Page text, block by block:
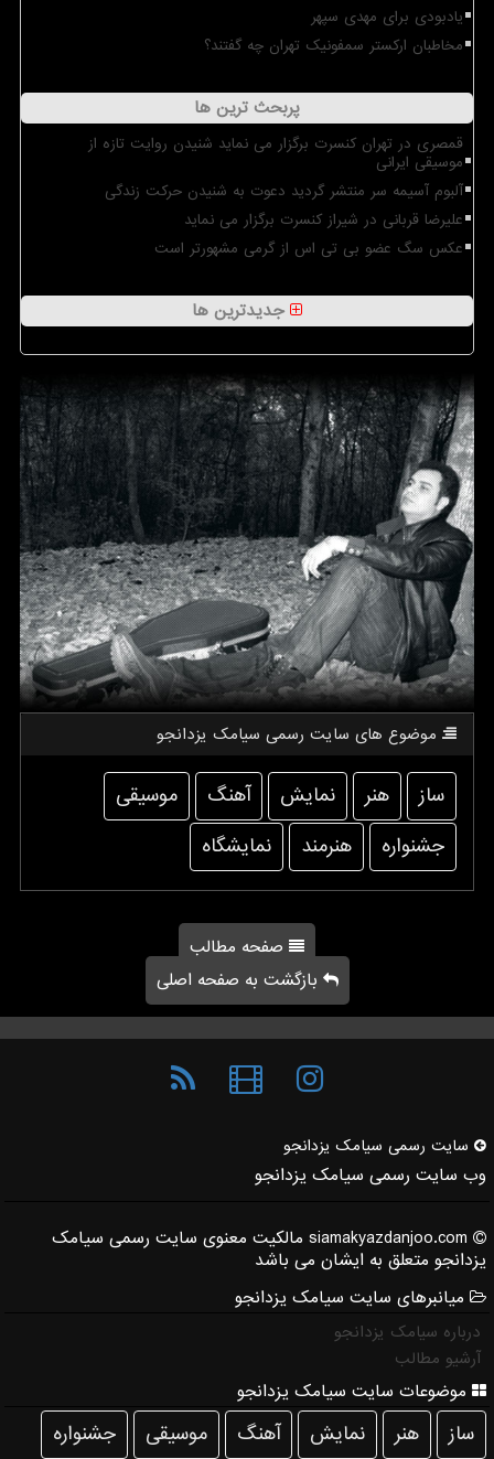
یادبودی برای مهدی سپهر
مخاطبان ارکستر سمفونیک تهران چه گفتند؟
پربحث ترین ها
قمصری در تهران کنسرت برگزار می نماید شنیدن روایت تازه از
موسیقی ایرانی
آلبوم آسیمه سر منتشر گردید دعوت به شنیدن حرکت زندگی
علیرضا قربانی در شیراز کنسرت برگزار می نماید
عکس سگ عضو بی تی اس از گرمی مشهورتر است
جدیدترین ها
موضوع های سایت رسمی سیامك یزدانجو
ساز هنر نمایش آهنگ
موسیقی
جشنواره
هنرمند نمایشگاه
صفحه مطالب
بازگشت به صفحه اصلی
سایت رسمی سیامك یزدانجو
وب سایت رسمی سیامک یزدانجو
siamakyazdanjoo.com مالکیت معنوی سایت رسمی سیامک
یزدانجو متعلق به ایشان می باشد
میانبرهای سایت سیامک یزدانجو
درباره سیامک یزدانجو
آرشیو مطالب
موضوعات سایت سیامک یزدانجو
ساز هنر نمایش آهنگ موسیقی جشنواره